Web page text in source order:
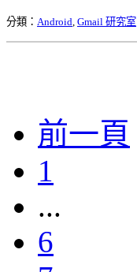
分類： Android, Gmail 研究室
前一頁
1
...
6